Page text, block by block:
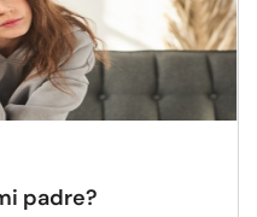
padre?